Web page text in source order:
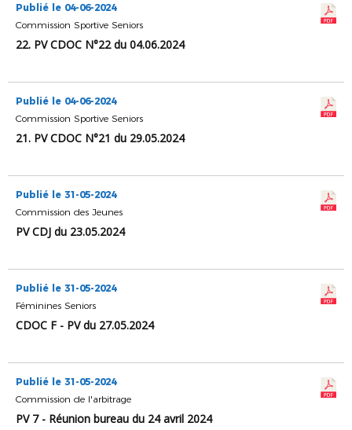
Publié le 04-06-2024
Commission Sportive Seniors
22. PV CDOC N°22 du 04.06.2024
Publié le 04-06-2024
Commission Sportive Seniors
21. PV CDOC N°21 du 29.05.2024
Publié le 31-05-2024
Commission des Jeunes
PV CDJ du 23.05.2024
Publié le 31-05-2024
Féminines Seniors
CDOC F - PV du 27.05.2024
Publié le 31-05-2024
Commission de l'arbitrage
PV 7 - Réunion bureau du 24 avril 2024